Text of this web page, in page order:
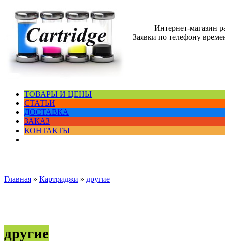
Интернет-магазин
Заявки по телефону
ТОВАРЫ И ЦЕНЫ
СТАТЬИ
ДОСТАВКА
ЗАКАЗ
КОНТАКТЫ
Главная » Картриджи » другие
другие